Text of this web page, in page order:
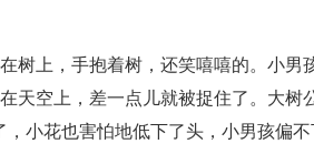
树上，手抱着树，还笑嘻嘻的。小男
天空上，差一点儿就被捉住了。大树
小花也害怕地低下了头，小男孩偏